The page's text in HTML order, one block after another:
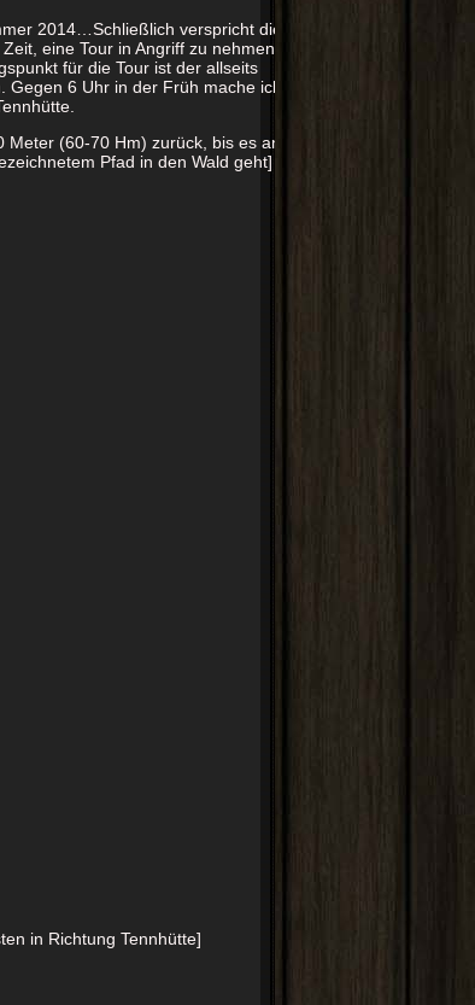
2014…Schließlich verspricht die
eine Tour in Angriff zu nehmen,
für die Tour ist der allseits
Gegen 6 Uhr in der Früh mache ich
(60-70 Hm) zurück, bis es an
Pfad in den Wald geht]
in Richtung Tennhütte]